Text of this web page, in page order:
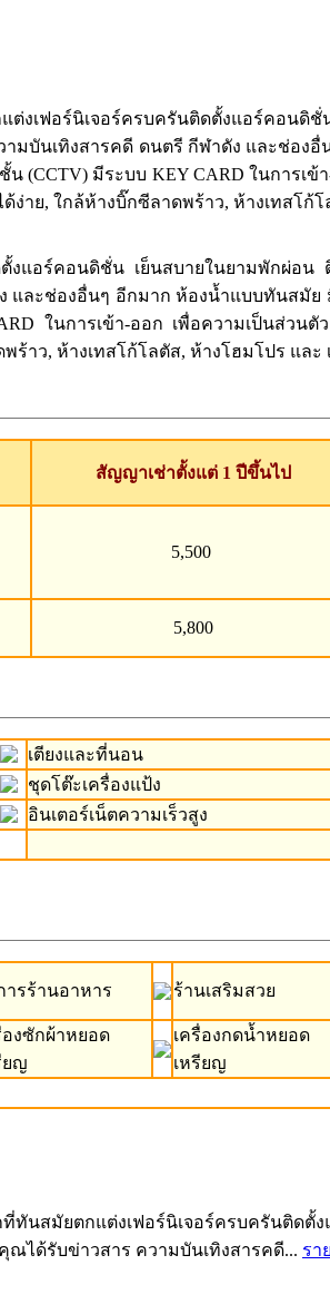
เฟอร์นิเจอร์ครบครันติดตั้งแอร์คอนดิ
วามบันเทิงสารคดี ดนตรี กีฬาดัง และช่
(CCTV) มีระบบ KEY CARD ในการ
าย, ใกล้ห้างบิ๊กซีลาดพร้าว, ห้างเทสโก้
ร์คอนดิชั่น เย็นสบายในยามพักผ่อน ติ
และช่องอื่นๆ อีกมาก ห้องน้ำแบบทันสมั
ในการเข้า-ออก เพื่อความเป็นส่ว
าว, ห้างเทสโก้โลตัส, ห้างโฮมโปร และ
สัญญาเช่าตั้งแต่ 1 ปีขึ้นไป
5,500
5,800
เตียงและที่นอน
ชุดโต๊ะเครื่องแป้ง
อินเตอร์เน็ตความเร็วสูง
ารร้านอาหาร ร้านเสริมสวย
องซักผ้าหยอด
ยญ
เครื่องกดน้ำหยอด
เหรียญ
ทันสมัยตกแต่งเฟอร์นิเจอร์ครบครันติด
คุณได้รับข่าวสาร ความบันเทิงสารคดี... รา